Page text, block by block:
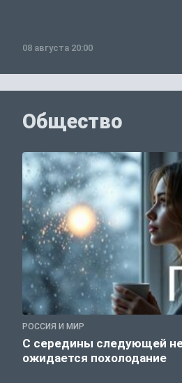
08 августа 20:00
Общество
РОССИЯ И МИР
С середины следующей
ожидается похолодание